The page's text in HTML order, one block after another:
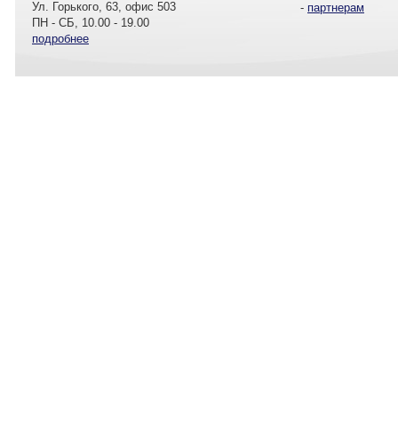
Ул. Горького, 63, офис 503
ПН - СБ, 10.00 - 19.00
подробнее
- партнерам